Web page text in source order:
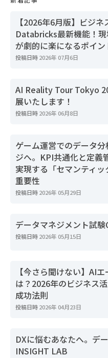
【2026年6月版】ビジネ
Databricks最新機能！
が劇的に楽になるポイン
投稿日時2026年 07月6日
AI Reality Tour Tokyo
展いたします！
投稿日時2026年 06月8日
ゲーム運営でのデータ
ジへ。KPI共通化と定義
実現する「セマンティ
重要性
投稿日時2026年 05月29日
データマネジメント試
投稿日時2026年 05月15日
【今さら聞けない】AI
は？2026年のビジネス
成功法則
投稿日時2026年 04月23日
DXに悩むあなたへ。デ
INSIGHT LAB